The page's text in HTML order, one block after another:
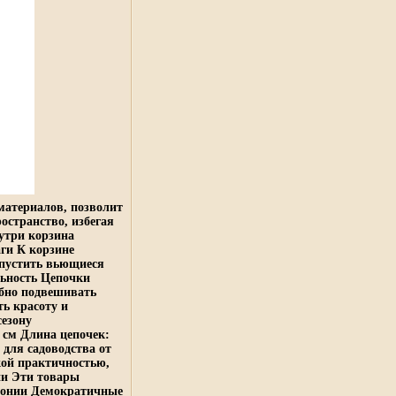
позволит
избегая
корзина
К корзине
вьющиеся
Цепочки
подвешивать
красоту и
Длина цепочек:
садоводства от
практичностью,
Эти товары
Демократичные